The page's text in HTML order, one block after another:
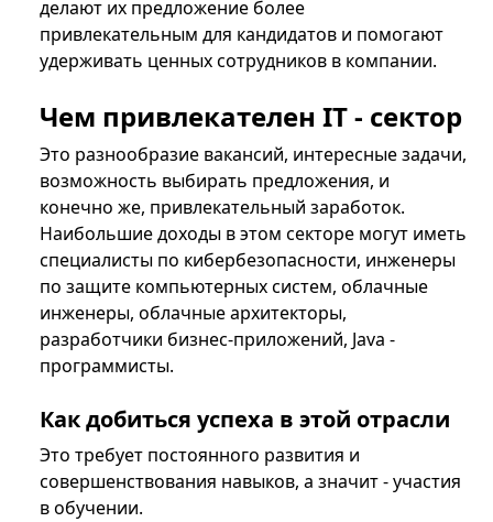
делают их предложение более
привлекательным для кандидатов и помогают
удерживать ценных сотрудников в компании.
Чем привлекателен IT - сектор
Это разнообразие вакансий, интересные задачи,
возможность выбирать предложения, и
конечно же, привлекательный заработок.
Наибольшие доходы в этом секторе могут иметь
специалисты по кибербезопасности, инженеры
по защите компьютерных систем, облачные
инженеры, облачные архитекторы,
разработчики бизнес-приложений, Java -
программисты.
Как добиться успеха в этой отрасли
Это требует постоянного развития и
совершенствования навыков, а значит - участия
в обучении.